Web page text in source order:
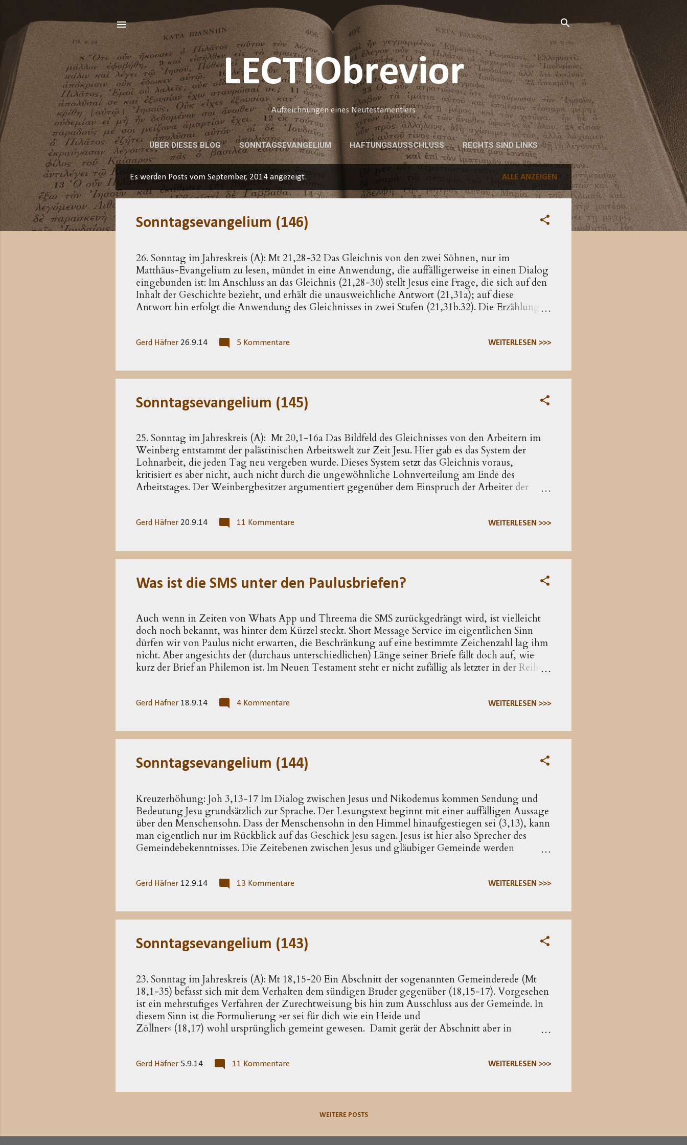
Direkt zum Hauptbereich
LECTIObrevior
Aufzeichnungen eines Neutestamentlers
ÜBER DIESES BLOG SONNTAGSEVANGELIUM HAFTUNGSAUSSCHLUSS RECHTS SIND LINKS
P
o
Es werden Posts vom September, 2014 angezeigt. ALLE ANZEIGEN
Sonntagsevangelium (146)
26. Sonntag im Jahreskreis (A): Mt 21,28-32 Das Gleichnis von den zwei Söhnen, nur im
Matthäus-Evangelium zu lesen, mündet in eine Anwendung, die auffälligerweise in einen Dialog
eingebunden ist: Im Anschluss an das Gleichnis (21,28-30) stellt Jesus eine Frage, die sich auf den
Inhalt der Geschichte bezieht, und erhält die unausweichliche Antwort (21,31a); auf diese
Antwort hin erfolgt die Anwendung des Gleichnisses in zwei Stufen (21,31b.32). Die Erzählung
nicht. Der Geschichte kommt es nur auf die Gegenüberstellung der unterschiedlichen
Fragen werden nicht berührt. Etwa: Wie reagiert der Vater auf die Weigerung des ersten Sohnes?
Erfährt er von dessen Sinneswandel? Sendet er den zweiten Sohn nur, weil der...
Gerd Häfner 26.9.14 5 Kommentare WEITERLESEN >>>
Sonntagsevangelium (145)
25. Sonntag im Jahreskreis (A): Mt 20,1-16a Das Bildfeld des Gleichnisses von den Arbeitern im
Weinberg entstammt der palästinischen Arbeitswelt zur Zeit Jesu. Hier gab es das System der
Lohnarbeit, die jeden Tag neu vergeben wurde. Dieses System setzt das Gleichnis voraus,
kritisiert es aber nicht, auch nicht durch die ungewöhnliche Lohnverteilung am Ende des
Arbeitstages. Der Weinbergbesitzer argumentiert gegenüber dem Einspruch der Arbeiter der
Erzählung ganz im Rahmen jenes Konzeptes, das Arbeit an Tagelöhner vergab. Es wird nicht an
Armen dargestellt bzw. kritisiert. Das Gleichnis erzählt von einem Weinbergbesitzer, der
mehrmals am Tage auszieht und Arbeiter für seinen Weinberg anwirb...
Gerd Häfner 20.9.14 11 Kommentare WEITERLESEN >>>
Was ist die SMS unter den Paulusbriefen?
Auch wenn in Zeiten von Whats App und Threema die SMS zurückgedrängt wird, ist vielleicht
doch noch bekannt, was hinter dem Kürzel steckt. Short Message Service im eigentlichen Sinn
dürfen wir von Paulus nicht erwarten, die Beschränkung auf eine bestimmte Zeichenzahl lag ihm
nicht. Aber angesichts der (durchaus unterschiedlichen) Länge seiner Briefe fällt doch auf, wie
kurz der Brief an Philemon ist. Im Neuen Testament steht er nicht zufällig als letzter in der Reihe
vorwiegend, wenn auch nicht ausschließlich, an eine Einzelperson gerichtet ist. Unter den
Timotheus und Titus gelten der heutigen Forschung meist als Schreiben aus der dritten oder
vierten christlichen Generation, die unter dem Namen des Paulus abge...
Gerd Häfner 18.9.14 4 Kommentare WEITERLESEN >>>
Sonntagsevangelium (144)
Kreuzerhöhung: Joh 3,13-17 Im Dialog zwischen Jesus und Nikodemus kommen Sendung und
Bedeutung Jesu grundsätzlich zur Sprache. Der Lesungstext beginnt mit einer auffälligen Aussage
über den Menschensohn. Dass der Menschensohn in den Himmel hinaufgestiegen sei (3,13), kann
man eigentlich nur im Rückblick auf das Geschick Jesu sagen. Jesus ist hier also Sprecher des
Gemeindebekenntnisses. Die Zeitebenen zwischen Jesus und gläubiger Gemeinde werden
als der Menschensohn sei in den Himmel hinaufgestiegen, muss nicht gegen die gnostische
gerichtet sein. Es drückt sich hier die exklusive Nähe Jesu zu Gott aus, die bereits im Prolog
bekannt wurde. Diese ausschließliche Verbindung wird in die Rede von Abs...
Gerd Häfner 12.9.14 13 Kommentare WEITERLESEN >>>
Sonntagsevangelium (143)
23. Sonntag im Jahreskreis (A): Mt 18,15-20 Ein Abschnitt der sogenannten Gemeinderede (Mt
18,1-35) befasst sich mit dem Verhalten dem sündigen Bruder gegenüber (18,15-17). Vorgesehen
ist ein mehrstufiges Verfahren der Zurechtweisung bis hin zum Ausschluss aus der Gemeinde. In
diesem Sinn ist die Formulierung »er sei für dich wie ein Heide und
Zöllner« (18,17) wohl ursprünglich gemeint gewesen. Damit gerät der Abschnitt aber in
sagt, erst das Gericht des Menschensohnes führe die endgültige Scheidung von Gut und Böse
gesetzt. In 18,21f wird die unbegrenzte Vergebungsbereitschaft gefordert; das Gleichnis vom
Gerd Häfner 5.9.14 11 Kommentare WEITERLESEN >>>
WEITERE POSTS